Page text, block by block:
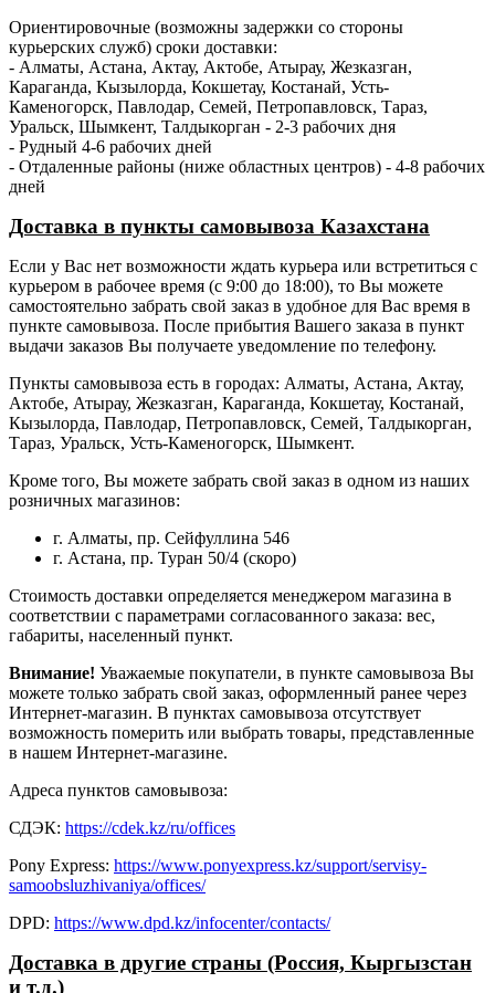
Ориентировочные (возможны задержки со стороны
курьерских служб) сроки доставки:
- Алматы, Астана, Актау, Актобе, Атырау, Жезказган,
Караганда, Кызылорда, Кокшетау, Костанай, Усть-
Каменогорск, Павлодар, Семей, Петропавловск, Тараз,
Уральск, Шымкент, Талдыкорган - 2-3 рабочих дня
- Рудный 4-6 рабочих дней
- Отдаленные районы (ниже областных центров) - 4-8 рабочих
дней
Доставка в пункты самовывоза Казахстана
Если у Вас нет возможности ждать курьера или встретиться с
курьером в рабочее время (с 9:00 до 18:00), то Вы можете
самостоятельно забрать свой заказ в удобное для Вас время в
пункте самовывоза. После прибытия Вашего заказа в пункт
выдачи заказов Вы получаете уведомление по телефону.
Пункты самовывоза есть в городах: Алматы, Астана, Актау,
Актобе, Атырау, Жезказган, Караганда, Кокшетау, Костанай,
Кызылорда, Павлодар, Петропавловск, Семей, Талдыкорган,
Тараз, Уральск, Усть-Каменогорск, Шымкент.
Кроме того, Вы можете забрать свой заказ в одном из наших
розничных магазинов:
г. Алматы, пр. Сейфуллина 546
г. Астана, пр. Туран 50/4 (скоро)
Стоимость доставки определяется менеджером магазина в
соответствии с параметрами согласованного заказа: вес,
габариты, населенный пункт.
Внимание! Уважаемые покупатели, в пункте самовывоза Вы
можете только забрать свой заказ, оформленный ранее через
Интернет-магазин. В пунктах самовывоза отсутствует
возможность померить или выбрать товары, представленные
в нашем Интернет-магазине.
Адреса пунктов самовывоза:
СДЭК: https://cdek.kz/ru/offices
Pony Express: https://www.ponyexpress.kz/support/servisy-
samoobsluzhivaniya/offices/
DPD: https://www.dpd.kz/infocenter/contacts/
Доставка в другие страны (Россия, Кыргызстан
и т.д.)